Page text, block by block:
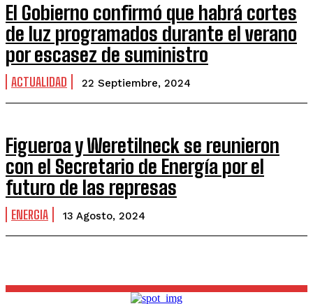
El Gobierno confirmó que habrá cortes
de luz programados durante el verano
por escasez de suministro
ACTUALIDAD 22 Septiembre, 2024
Figueroa y Weretilneck se reunieron
con el Secretario de Energía por el
futuro de las represas
ENERGIA 13 Agosto, 2024